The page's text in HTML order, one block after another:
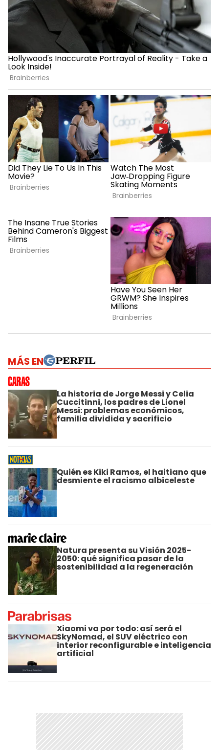
MÁS EN
La historia de Jorge Messi y Celia
Cuccitinni, los padres de Lionel
Messi: problemas económicos,
familia dividida y sacrificio
Quién es Kiki Ramos, el haitiano que
desmiente el racismo albiceleste
Natura presenta su Visión 2025-
2050: qué significa pasar de la
sostenibilidad a la regeneración
Xiaomi va por todo: así será el
SkyNomad, el SUV eléctrico con
interior reconfigurable e inteligencia
artificial